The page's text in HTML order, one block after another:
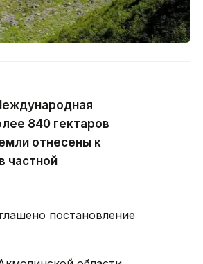
840 гектаров
отнесены к
частной
постановление